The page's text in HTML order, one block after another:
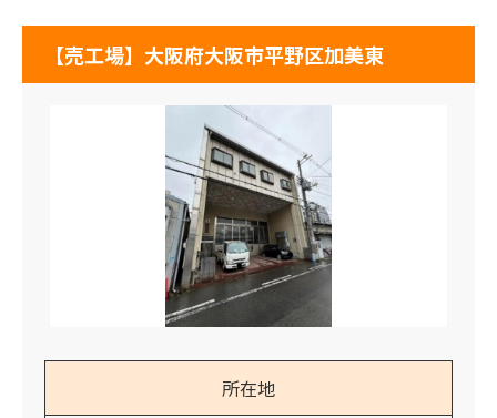
【売工場】大阪府大阪市平野区加美東
所在地